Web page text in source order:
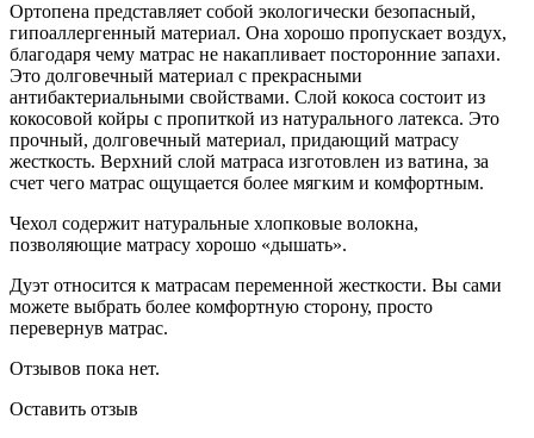
Ортопена представляет собой экологически безопасный,
гипоаллергенный материал. Она хорошо пропускает воздух,
благодаря чему матрас не накапливает посторонние запахи.
Это долговечный материал с прекрасными
антибактериальными свойствами. Слой кокоса состоит из
кокосовой койры с пропиткой из натурального латекса. Это
прочный, долговечный материал, придающий матрасу
жесткость. Верхний слой матраса изготовлен из ватина, за
счет чего матрас ощущается более мягким и комфортным.
Чехол содержит натуральные хлопковые волокна,
позволяющие матрасу хорошо «дышать».
Дуэт относится к матрасам переменной жесткости. Вы сами
можете выбрать более комфортную сторону, просто
перевернув матрас.
Отзывов пока нет.
Оставить отзыв